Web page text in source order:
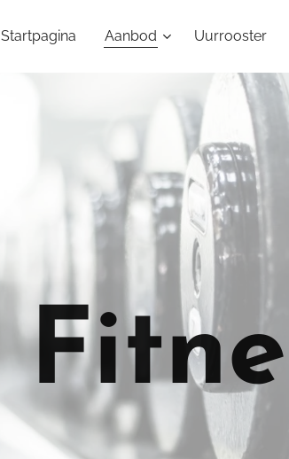
Startpagina Aanbod Uurrooster